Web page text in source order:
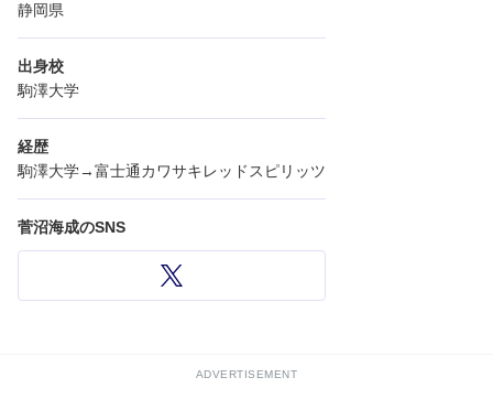
静岡県
出身校
駒澤大学
経歴
駒澤大学→富士通カワサキレッドスピリッツ
菅沼海成のSNS
ADVERTISEMENT